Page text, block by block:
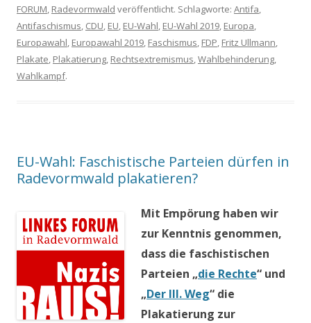
FORUM, Radevormwald veröffentlicht. Schlagworte: Antifa,
Antifaschismus, CDU, EU, EU-Wahl, EU-Wahl 2019, Europa,
Europawahl, Europawahl 2019, Faschismus, FDP, Fritz Ullmann,
Plakate, Plakatierung, Rechtsextremismus,Wahlbehinderung,
Wahlkampf.
EU-Wahl: Faschistische Parteien dürfen in
Radevormwald plakatieren?
Mit Empörung haben wir
zur Kenntnis genommen,
dass die faschistischen
Parteien „die Rechte“ und
„Der III. Weg“ die
Plakatierung zur